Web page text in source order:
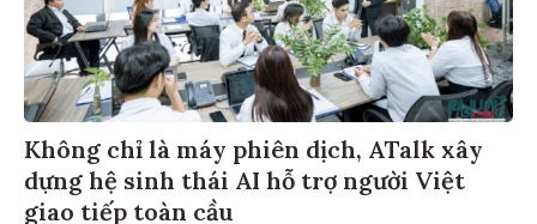
Không chỉ là máy phiên dịch, ATalk xây
dựng hệ sinh thái AI hỗ trợ người Việt
giao tiếp toàn cầu